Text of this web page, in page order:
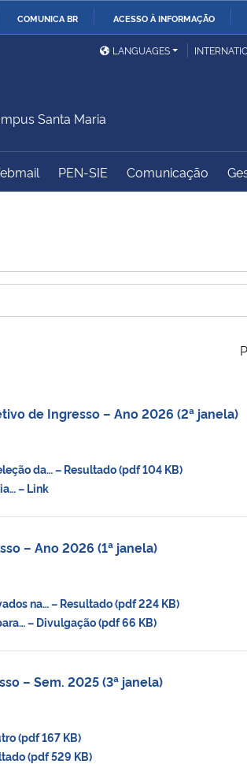
COMUNICA BR ACESSO À INFORMAÇÃO
Ministério das Relações
Exteriores
Controladoria-Geral da
LANGUAGES
Santa Maria
PEN-SIE Comunicação
de Ingresso – Ano 2026 (2ª janela)
da… – Resultado (pdf 104 KB)
– Link
– Ano 2026 (1ª janela)
na… – Resultado (pdf 224 KB)
– Divulgação (pdf 66 KB)
– Sem. 2025 (3ª janela)
(pdf 167 KB)
(pdf 529 KB)